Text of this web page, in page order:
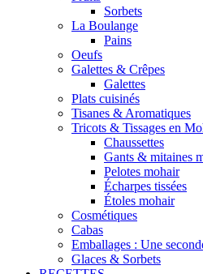
Sorbets
La Boulange
Pains
Oeufs
Galettes & Crêpes
Galettes
Plats cuisinés
Tisanes & Aromatiques
Tricots & Tissages en
Chaussettes
Gants & mitaines
Pelotes mohair
Écharpes tissées
Étoles mohair
Cosmétiques
Cabas
Emballages : Une
Glaces & Sorbets